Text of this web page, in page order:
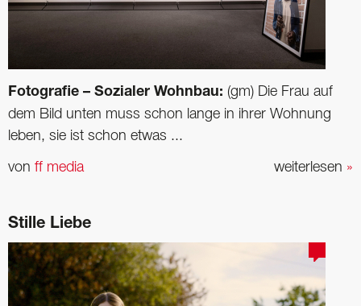
Fotografie – Sozialer Wohnbau: (gm) Die Frau auf
dem Bild unten muss schon lange in ihrer Wohnung
leben, sie ist schon etwas ...
weiterlesen »
von ff media
Stille Liebe